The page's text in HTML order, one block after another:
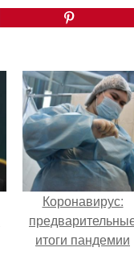
Коронавирус:
итоги пандемии